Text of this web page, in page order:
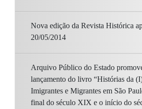
Nova edição da Revista Histórica
20/05/2014
Arquivo Público do Estado
lançamento do livro “Histórias da
Imigrantes e Migrantes em São
final do século XIX e o início do